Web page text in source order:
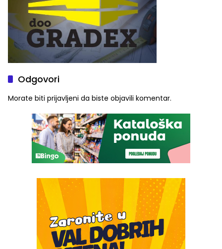
Odgovori
Morate biti prijavljeni da biste objavili komentar.